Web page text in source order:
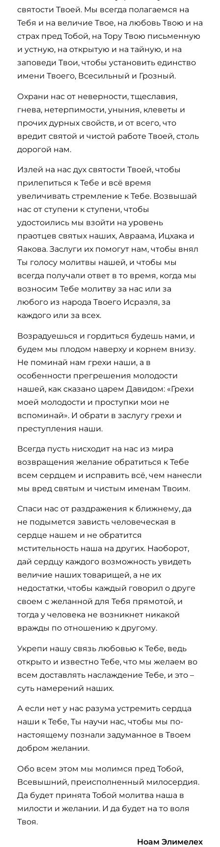
святости Твоей. Мы всегда полагаемся на
Тебя и на величие Твое, на любовь Твою и на
страх пред Тобой, на Тору Твою письменную
и устную, на открытую и на тайную, и на
заповеди Твои, чтобы установить единство
имени Твоего, Всесильный и Грозный.
Охрани нас от неверности, тщеславия,
гнева, нетерпимости, уныния, клеветы и
прочих дурных свойств, и от всего, что
вредит святой и чистой работе Твоей, столь
дорогой нам.
Излей на нас дух святости Твоей, чтобы
прилепиться к Тебе и всё время
увеличивать стремление к Тебе. Возвышай
нас от ступени к ступени, чтобы
удостоились мы взойти на уровень
праотцев святых наших, Авраама, Ицхака и
Яакова. Заслуги их помогут нам, чтобы внял
Ты голосу молитвы нашей, и чтобы мы
всегда получали ответ в то время, когда мы
возносим Тебе молитву за нас или за
любого из народа Твоего Исраэля, за
каждого или за всех.
Возрадуешься и гордиться будешь нами, и
будем мы плодом наверху и корнем внизу.
Не поминай нам грехи наши, а в
особенности прегрешения молодости
нашей, как сказано царем Давидом: «Грехи
моей молодости и проступки мои не
вспоминай». И обрати в заслугу грехи и
преступления наши.
Всегда пусть нисходит на нас из мира
возвращения желание обратиться к Тебе
всем сердцем и исправить всё, чем нанесли
мы вред святым и чистым именам Твоим.
Спаси нас от раздражения к ближнему, да
не подымется зависть человеческая в
сердце нашем и не обратится
мстительность наша на других. Наоборот,
дай сердцу каждого возможность увидеть
величие наших товарищей, а не их
недостатки, чтобы каждый говорил о друге
своем с желанной для Тебя прямотой, и
тогда у человека не возникнет никакой
вражды по отношению к другому.
Укрепи нашу связь любовью к Тебе, ведь
открыто и известно Тебе, что мы желаем во
всем доставлять наслаждение Тебе, и это –
суть намерений наших.
А если нет у нас разума устремить сердца
наши к Тебе, Ты научи нас, чтобы мы по-
настоящему познали задуманное в Твоем
добром желании.
Обо всем этом мы молимся пред Тобой,
Всевышний, преисполненный милосердия.
Да будет принята Тобой молитва наша в
милости и желании. И да будет на то воля
Твоя.
Ноам Элимелех